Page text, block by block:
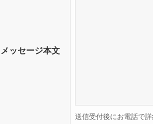
メッセージ本文
送信受付後にお電話で